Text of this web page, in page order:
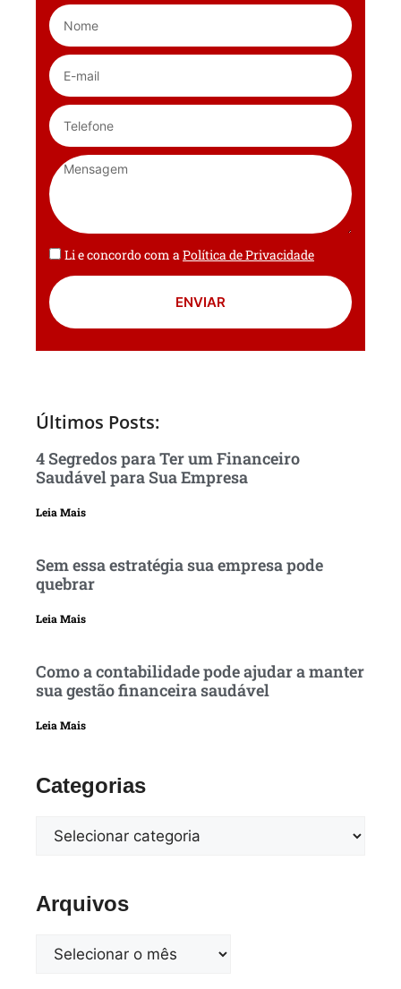
Li e concordo com aPolítica de Privacidade
ENVIAR
Últimos Posts:
4 Segredos para Ter um Financeiro
Saudável para Sua Empresa
Leia Mais
Sem essa estratégia sua empresa pode
quebrar
Leia Mais
Como a contabilidade pode ajudar a manter
sua gestão financeira saudável
Leia Mais
Categorias
Arquivos